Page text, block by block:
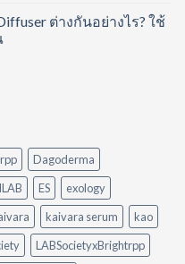
ต่างกันอย่างไร? ใช้
Dagoderma
ES
exology
kaivara serum
kao
LABSocietyxBrightrpp